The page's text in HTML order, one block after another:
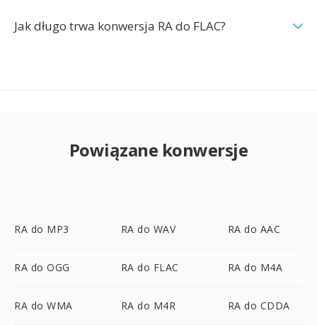
Jak długo trwa konwersja RA do FLAC?
Powiązane konwersje
RA do MP3 RA do WAV RA do AAC
RA do OGG RA do FLAC RA do M4A
RA do WMA RA do M4R RA do CDDA